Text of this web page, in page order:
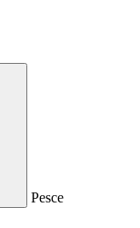
Pesce